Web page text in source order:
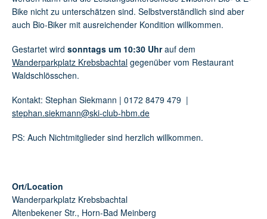
Bike nicht zu unterschätzen sind. Selbstverständlich sind aber
auch Bio-Biker mit ausreichender Kondition willkommen.
Gestartet wird sonntags um 10:30 Uhrauf dem
Wanderparkplatz Krebsbachtal gegenüber vom Restaurant
Waldschlösschen.
Kontakt: Stephan Siekmann | 0172 8479 479 |
stephan.siekmann@ski-club-hbm.de
PS: Auch Nichtmitglieder sind herzlich willkommen.
Ort/Location
Wanderparkplatz Krebsbachtal
Altenbekener Str., Horn-Bad Meinberg